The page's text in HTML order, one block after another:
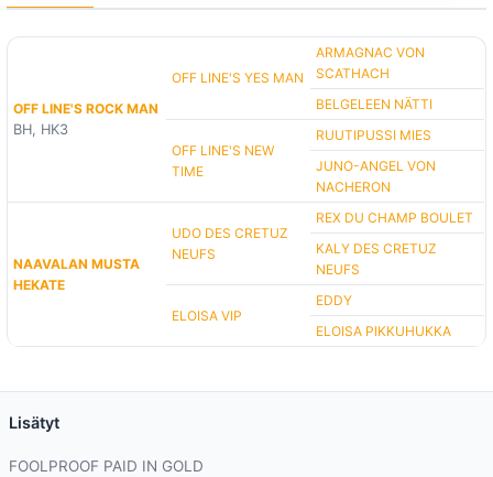
OFF LINE'S ROCK MAN
BH, HK3
OFF LINE'S YES MAN
ARMAGNAC VON
SCATHACH
BELGELEEN NÄTTI
OFF LINE'S NEW
TIME
RUUTIPUSSI MIES
JUNO-ANGEL VON
NACHERON
NAAVALAN MUSTA
HEKATE
UDO DES CRETUZ
NEUFS
REX DU CHAMP BOULET
KALY DES CRETUZ
NEUFS
ELOISA VIP
EDDY
ELOISA PIKKUHUKKA
Lisätyt
FOOLPROOF PAID IN GOLD